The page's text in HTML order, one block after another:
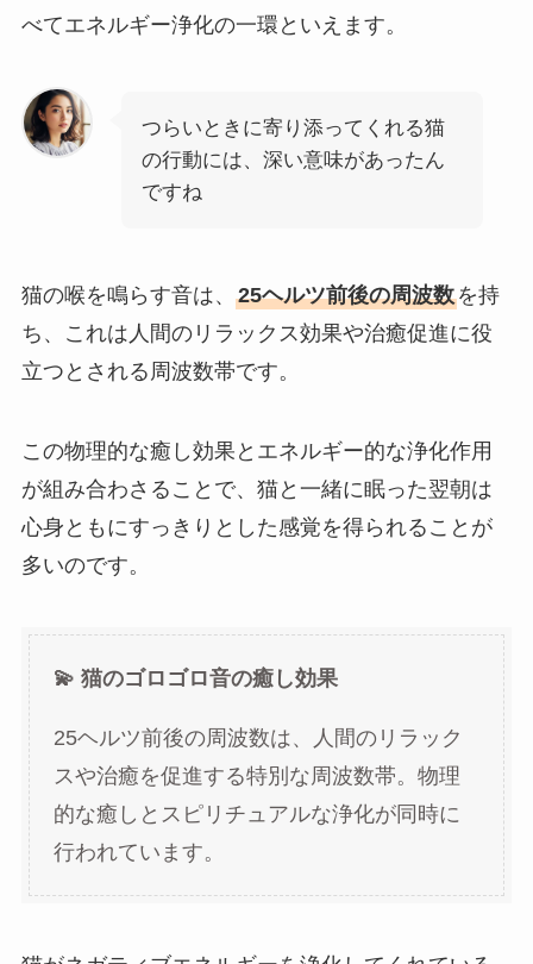
べてエネルギー浄化の一環といえます。
つらいときに寄り添ってくれる猫
の行動には、深い意味があったん
ですね
猫の喉を鳴らす音は、 25ヘルツ前後の周波数を持
ち、これは人間のリラックス効果や治癒促進に役
立つとされる周波数帯です。
この物理的な癒し効果とエネルギー的な浄化作用
が組み合わさることで、猫と一緒に眠った翌朝は
心身ともにすっきりとした感覚を得られることが
多いのです。
💫 猫のゴロゴロ音の癒し効果
25ヘルツ前後の周波数は、人間のリラック
スや治癒を促進する特別な周波数帯。物理
的な癒しとスピリチュアルな浄化が同時に
行われています。